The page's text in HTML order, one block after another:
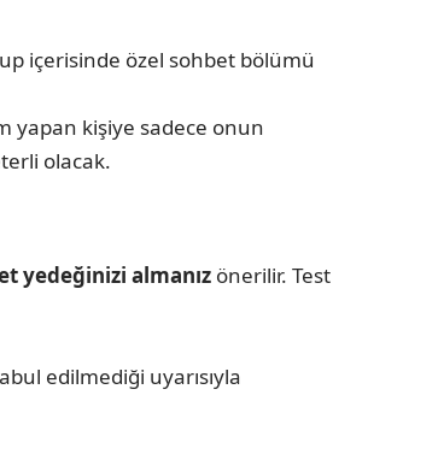
içerisinde özel sohbet bölümü
yapan kişiye sadece onun
olacak.
yedeğinizi almanız önerilir. Test
edilmediği uyarısıyla